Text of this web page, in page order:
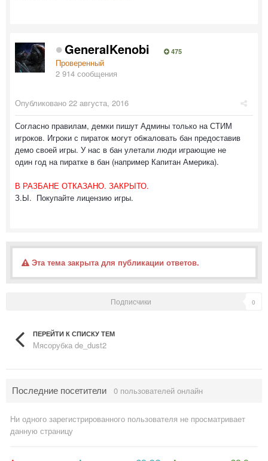
GeneralKenobi 475
Проверенный
2 914 сообщения
Опубликовано 22 августа, 2016
Согласно правилам, демки пишут Админы только на СТИМ
игроков. Игроки с пираток могут обжаловать бан предоставив
демо своей игры. У нас в бан улетали люди играющие не
один год на пиратке в бан (например Капитан Америка).
В РАЗБАНЕ ОТКАЗАНО. ЗАКРЫТО.
З.Ы. Покупайте лицензию игры.
Эта тема закрыта для публикации ответов.
Подписчики 0
ПЕРЕЙТИ К СПИСКУ ТЕМ
Мясорубка de_dust2
Последние посетители 0 пользователей онлайн
Ни одного зарегистрированного пользователя не просматривает
данную страницу